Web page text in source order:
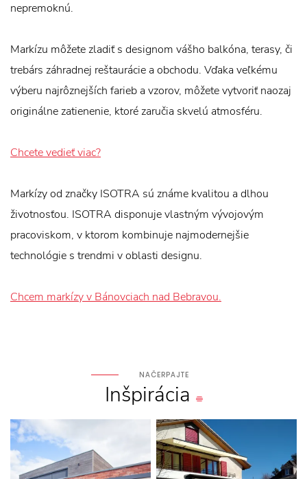
nepremoknú.
Markízu môžete zladiť s designom vášho balkóna, terasy, či
trebárs záhradnej reštaurácie a obchodu. Vďaka veľkému
výberu najrôznejších farieb a vzorov, môžete vytvoriť naozaj
originálne zatienenie, ktoré zaručia skvelú atmosféru.
Chcete vedieť viac?
Markízy od značky ISOTRA sú známe kvalitou a dlhou
životnosťou. ISOTRA disponuje vlastným vývojovým
pracoviskom, v ktorom kombinuje najmodernejšie
technológie s trendmi v oblasti designu.
Chcem markízy v Bánovciach nad Bebravou.
NAČERPAJTE
Inšpirácia